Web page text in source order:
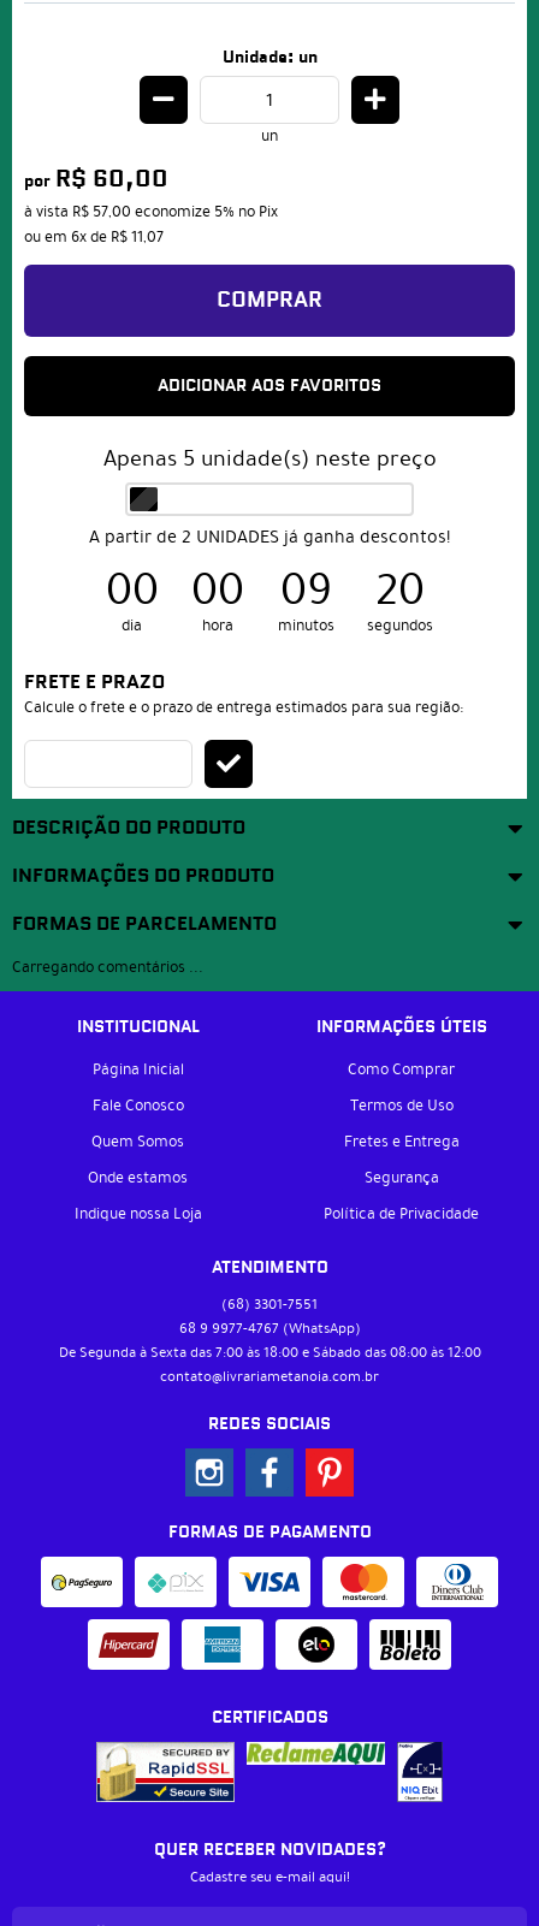
Unidade: un
un
por R$ 60,00
à vista R$ 57,00 economize 5% no Pix
ou em 6xde R$ 11,07
COMPRAR
ADICIONAR AOS FAVORITOS
Apenas 5 unidade(s) neste preço
A partir de 2 UNIDADES já ganha descontos!
00
dia
00
hora
09
minutos
19
segundos
FRETE E PRAZO
Calcule o frete e o prazo de entrega estimados para sua região:
DESCRIÇÃO DO PRODUTO
INFORMAÇÕES DO PRODUTO
FORMAS DE PARCELAMENTO
Carregando comentários ...
INSTITUCIONAL
Página Inicial
Fale Conosco
Quem Somos
Onde estamos
Indique nossa Loja
INFORMAÇÕES ÚTEIS
Como Comprar
Termos de Uso
Fretes e Entrega
Segurança
Política de Privacidade
ATENDIMENTO
(68) 3301-7551
68 9 9977-4767 (WhatsApp)
De Segunda à Sexta das 7:00 às 18:00 e Sábado das 08:00 às 12:00
contato@livrariametanoia.com.br
REDES SOCIAIS
FORMAS DE PAGAMENTO
CERTIFICADOS
QUER RECEBER NOVIDADES?
Cadastre seu e-mail aqui!